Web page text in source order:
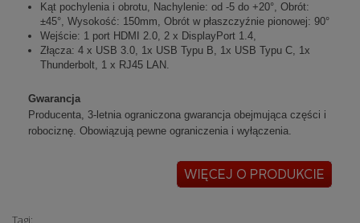
Kąt pochylenia i obrotu, Nachylenie: od -5 do +20°, Obrót:
±45°, Wysokość: 150mm, Obrót w płaszczyźnie pionowej: 90°
Wejście: 1 port HDMI 2.0, 2 x DisplayPort 1.4,
Złącza: 4 x USB 3.0, 1x USB Typu B, 1x USB Typu C, 1x
Thunderbolt, 1 x RJ45 LAN.
Gwarancja
Producenta, 3-letnia ograniczona gwarancja obejmująca części i
robociznę. Obowiązują pewne ograniczenia i wyłączenia.
Tagi: